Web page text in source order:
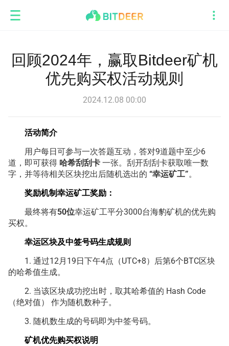
回顾2024年，赢取Bitdeer矿机
优先购买权活动规则
2024.12.08 00:00
活动简介
用户每日可参与一次答题互动，答对9道题中至少6
道，即可获得 哈希刮刮卡 一张。刮开刮刮卡获取唯一数
字，并等待相关区块挖出后随机选出的 “幸运矿工”。
奖励机制幸运矿工奖励：
最终将有50位幸运矿工平分3000台海豹矿机的优先购
买权。
幸运区块及中签号码生成规则
1. 通过12月19日下午4点（UTC+8）后第6个BTC区块
的哈希值生成。
2. 当该区块成功挖出时，取其哈希值的 Hash Code
（绝对值） 作为随机数种子。
3. 随机数生成的号码即为中签号码。
矿机优先购买权说明